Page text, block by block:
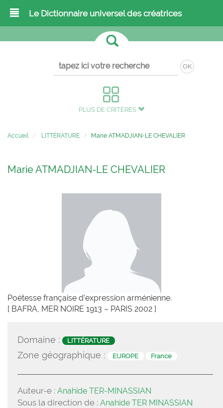
Le Dictionnaire universel des créatrices
OK
PLUS DE CRITÈRES
Accueil LITTÉRATURE Marie ATMADJIAN-LE CHEVALIER
Marie ATMADJIAN-LE CHEVALIER
Poétesse française d’expression arménienne.
[ BAFRA, MER NOIRE 1913 – PARIS 2002 ]
Domaine : LITTÉRATURE
Zone géographique : EUROPE France
Auteur-e : Anahide TER-MINASSIAN
Sous la direction de : Anahide TER MINASSIAN